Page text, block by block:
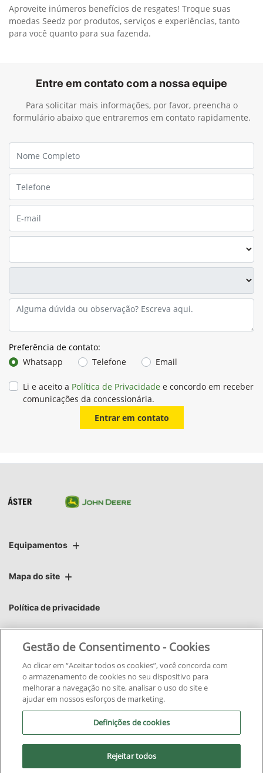
Aproveite inúmeros benefícios de resgates! Troque suas
moedas Seedz por produtos, serviços e experiências, tanto
para você quanto para sua fazenda.
Entre em contato com a nossa equipe
Para solicitar mais informações, por favor, preencha o
formulário abaixo que entraremos em contato rapidamente.
Preferência de contato:
Whatsapp
Telefone Email
Li e aceito a Política de Privacidade e concordo em receber
comunicações da concessionária.
Entrar em contato
Equipamentos
Mapa do site
Política de privacidade
Áster | Áster Máquinas e Soluções Integradas Ltda.
CNPJ: 06.220.403/0006-37
No trânsito, enxergar o outro
Gestão de Consentimento - Cookies
Ao clicar em “Aceitar todos os cookies”, você concorda com
o armazenamento de cookies no seu dispositivo para
melhorar a navegação no site, analisar o uso do site e
ajudar em nossos esforços de marketing.
Definições de cookies
Rejeitar todos